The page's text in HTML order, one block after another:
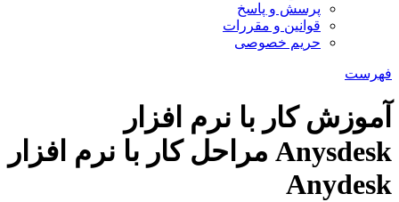
پرسش و پاسخ
قوانین و مقررات
حریم خصوصی
فهرست
آموزش کار با نرم افزار
Anysdesk مراحل کار با نرم افزار
Anydesk